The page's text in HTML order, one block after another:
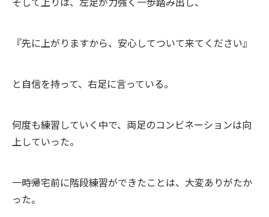
『先に上がりますから、安心してついて来てください』
と自信を持って、右足に言っている。
何度も練習していく中で、両足のコンビネーションは向
上していった。
一時帰宅前に階段練習ができたことは、大変ありがたか
った。